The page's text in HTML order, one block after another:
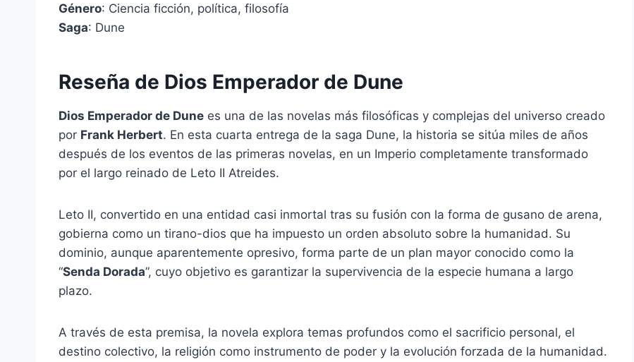
Género: Ciencia ficción, política, filosofía
Saga: Dune
Reseña de Dios Emperador de Dune
Dios Emperador de Dune es una de las novelas más filosóficas y complejas del universo creado
por Frank Herbert. En esta cuarta entrega de la saga Dune, la historia se sitúa miles de años
después de los eventos de las primeras novelas, en un Imperio completamente transformado
por el largo reinado de Leto II Atreides.
Leto II, convertido en una entidad casi inmortal tras su fusión con la forma de gusano de arena,
gobierna como un tirano-dios que ha impuesto un orden absoluto sobre la humanidad. Su
dominio, aunque aparentemente opresivo, forma parte de un plan mayor conocido como la
“Senda Dorada”, cuyo objetivo es garantizar la supervivencia de la especie humana a largo
plazo.
A través de esta premisa, la novela explora temas profundos como el sacrificio personal, el
destino colectivo, la religión como instrumento de poder y la evolución forzada de la humanidad.